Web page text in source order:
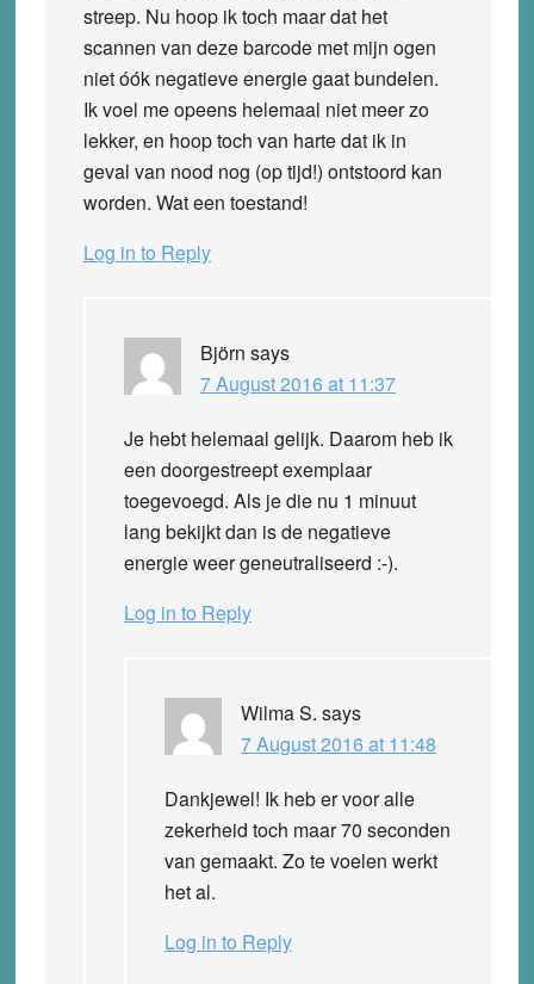
streep. Nu hoop ik toch maar dat het
scannen van deze barcode met mijn ogen
niet óók negatieve energie gaat bundelen.
Ik voel me opeens helemaal niet meer zo
lekker, en hoop toch van harte dat ik in
geval van nood nog (op tijd!) ontstoord kan
worden. Wat een toestand!
Log in to Reply
Björn says
7 August 2016 at 11:37
Je hebt helemaal gelijk. Daarom heb ik
een doorgestreept exemplaar
toegevoegd. Als je die nu 1 minuut
lang bekijkt dan is de negatieve
energie weer geneutraliseerd :-).
Log in to Reply
Wilma S. says
7 August 2016 at 11:48
Dankjewel! Ik heb er voor alle
zekerheid toch maar 70 seconden
van gemaakt. Zo te voelen werkt
het al.
Log in to Reply